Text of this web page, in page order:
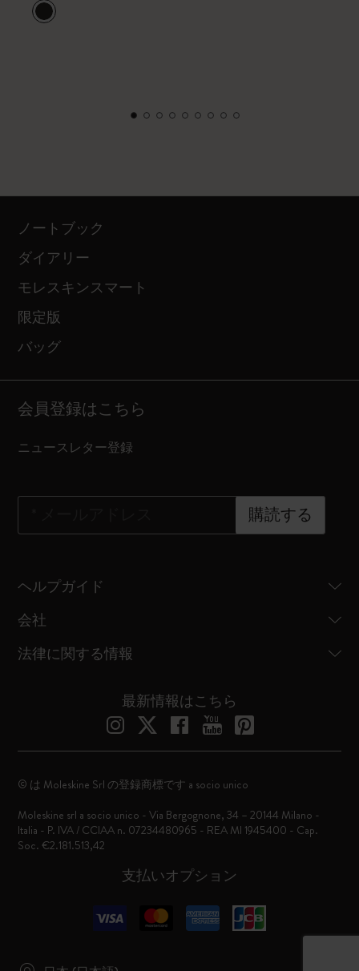
ノートブック
ダイアリー
モレスキンスマート
限定版
バッグ
会員登録はこちら
ニュースレター登録
購読する
ヘルプガイド
会社
法律に関する情報
最新情報はこちら
支払いオプション
© は Moleskine Srl の登録商標です a socio unico
Moleskine srl a socio unico - Via Bergognone, 34 – 20144 Milano -
Italia - P. IVA / CCIAA n. 07234480965 - REA MI 1945400 - Cap.
Soc. €2.181.513,42